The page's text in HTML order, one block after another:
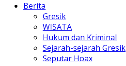
Berita
Gresik
WISATA
Hukum dan Kriminal
Sejarah-sejarah Gresik
Seputar Hoax